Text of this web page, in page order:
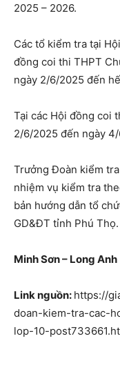
2025 – 2026.
Các tổ kiểm tra tại
đồng coi thi THPT
ngày 2/6/2025 đến
Tại các Hội đồng coi
2/6/2025 đến ngày
Trưởng Đoàn kiểm
nhiệm vụ kiểm tra
bản hướng dẫn tổ
GD&ĐT tỉnh Phú Thọ.
Minh Sơn – Long Anh
Link nguồn: https://
doan-kiem-tra-cac-
lop-10-